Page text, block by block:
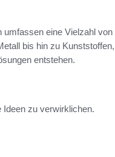
umfassen eine Vielzahl von
bis hin zu Kunststoffen,
entstehen.
zu verwirklichen.